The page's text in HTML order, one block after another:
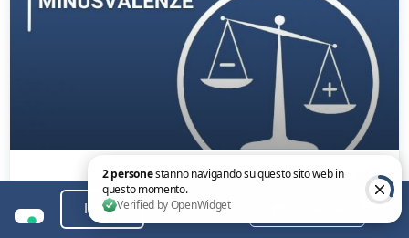
Come recuperare minusvalenze con i
Indice